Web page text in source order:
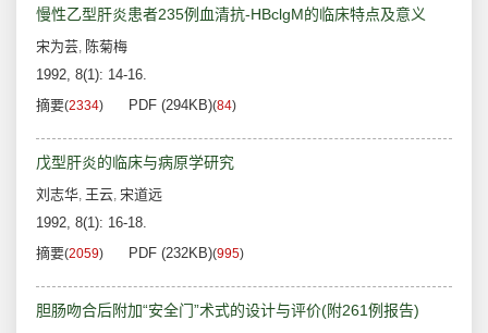
慢性乙型肝炎患者235例血清抗-HBclgM的临床特点及意义
宋为芸, 陈菊梅
1992, 8(1): 14-16.
摘要(2334) PDF (294KB)(84)
戊型肝炎的临床与病原学研究
刘志华, 王云, 宋道远
1992, 8(1): 16-18.
摘要(2059) PDF (232KB)(995)
胆肠吻合后附加“安全门”术式的设计与评价(附261例报告)